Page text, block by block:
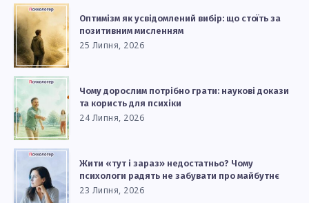
Оптимізм як усвідомлений вибір: що стоїть за
позитивним мисленням
25 Липня, 2026
Чому дорослим потрібно грати: наукові докази
та користь для психіки
24 Липня, 2026
Жити «тут і зараз» недостатньо? Чому
психологи радять не забувати про майбутнє
23 Липня, 2026